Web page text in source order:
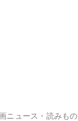
ニュース・読みもの